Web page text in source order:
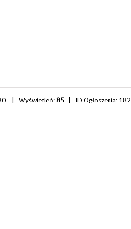
| Wyświetleń:85| ID Ogłoszenia: